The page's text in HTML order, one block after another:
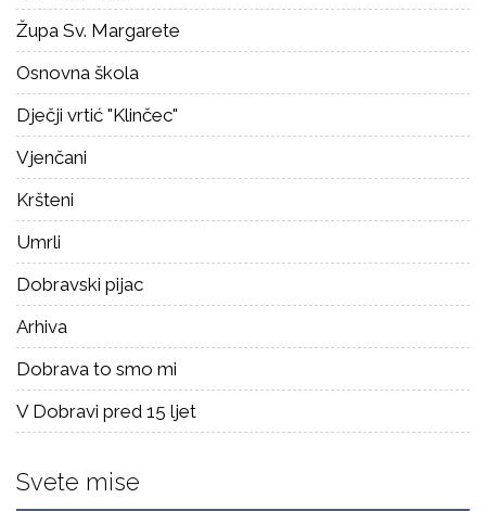
Župa Sv. Margarete
Osnovna škola
Dječji vrtić "Klinčec"
Vjenčani
Kršteni
Umrli
Dobravski pijac
Arhiva
Dobrava to smo mi
V Dobravi pred 15 ljet
Svete mise